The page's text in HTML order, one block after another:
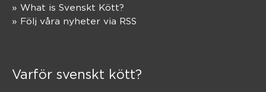
» What is Svenskt Kött?
» Följ våra nyheter via RSS
Varför svenskt kött?